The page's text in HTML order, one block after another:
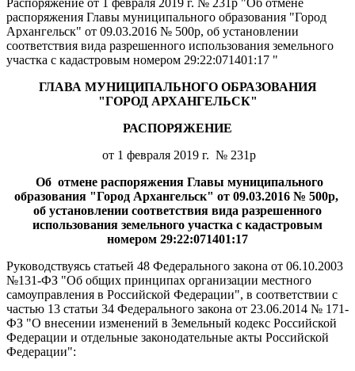
Распоряжение от 1 февраля 2019 г. № 231р "Об отмене
распоряжения Главы муниципального образования "Город
Архангельск" от 09.03.2016 № 500р, об установлении
соответствия вида разрешенного использования земельного
участка с кадастровым номером 29:22:071401:17 "
ГЛАВА МУНИЦИПАЛЬНОГО ОБРАЗОВАНИЯ
"ГОРОД АРХАНГЕЛЬСК"
РАСПОРЯЖЕНИЕ
от 1 февраля 2019 г. № 231р
Об отмене распоряжения Главы муниципального
образования "Город Архангельск" от 09.03.2016 № 500р,
об установлении соответствия вида разрешенного
использования земельного участка с кадастровым
номером 29:22:071401:17
Руководствуясь статьей 48 Федерального закона от 06.10.2003
№131-ФЗ "Об общих принципах организации местного
самоуправления в Российской Федерации", в соответствии с
частью 13 статьи 34 Федерального закона от 23.06.2014 № 171-
ФЗ "О внесении изменений в Земельный кодекс Российской
Федерации и отдельные законодательные акты Российской
Федерации":